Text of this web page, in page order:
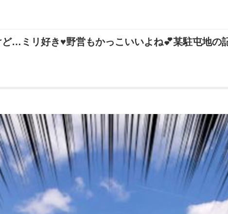
…ミリ好き♥️野営もかっこいいよね💕︎某駐屯地の